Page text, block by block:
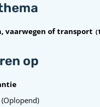
vaarwegen of transport (1
op